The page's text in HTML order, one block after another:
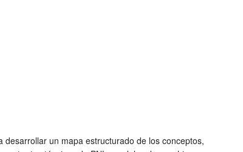
un mapa estructurado de los conceptos,